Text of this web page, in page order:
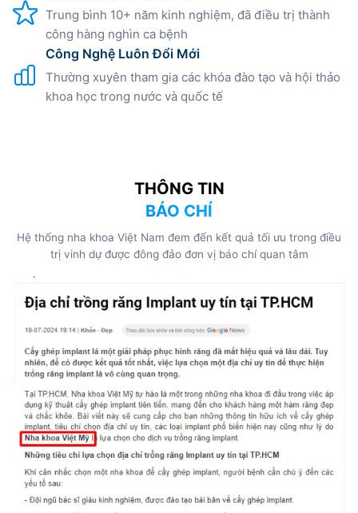
Trung bình 10+ năm kinh nghiệm, đã điều trị thành
công hàng nghìn ca bệnh
Công Nghệ Luôn Đổi Mới
Thường xuyên tham gia các khóa đào tạo và hội thảo
khoa học trong nước và quốc tế
THÔNG TIN
BÁO CHÍ
Hệ thống nha khoa Việt Nam đem đến kết quả tối ưu trong điều
trị vinh dự được đông đảo đơn vị báo chí quan tâm